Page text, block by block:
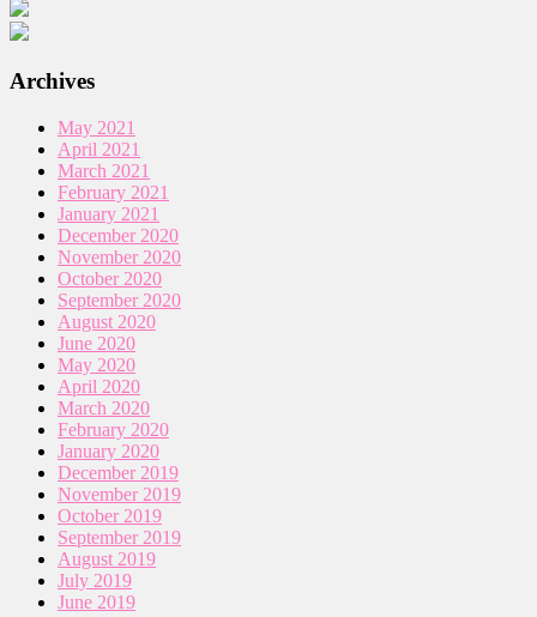
Archives
May 2021
April 2021
March 2021
February 2021
January 2021
December 2020
November 2020
October 2020
September 2020
August 2020
June 2020
May 2020
April 2020
March 2020
February 2020
January 2020
December 2019
November 2019
October 2019
September 2019
August 2019
July 2019
June 2019